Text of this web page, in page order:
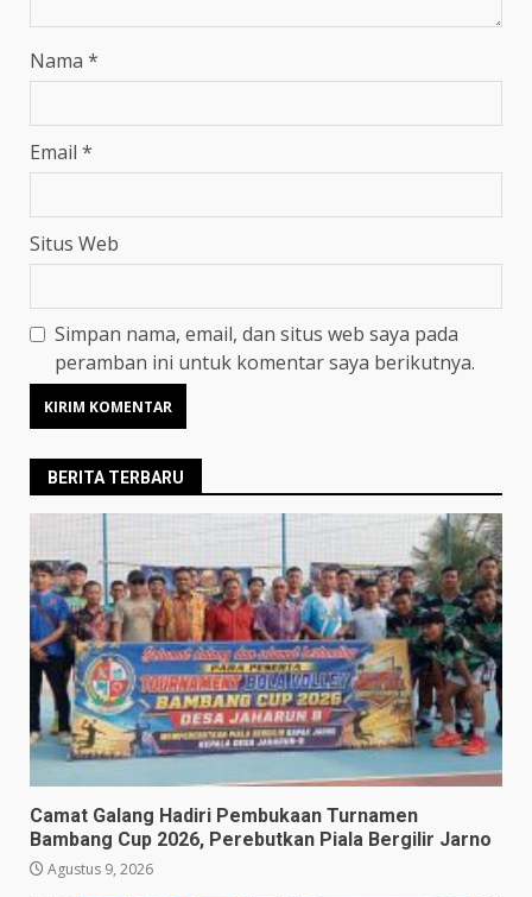
Nama *
Email *
Situs Web
Simpan nama, email, dan situs web saya pada
peramban ini untuk komentar saya berikutnya.
BERITA TERBARU
Camat Galang Hadiri Pembukaan Turnamen
Bambang Cup 2026, Perebutkan Piala Bergilir Jarno
Agustus 9, 2026